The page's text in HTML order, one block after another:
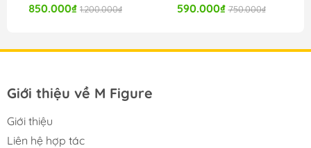
850.000₫ 1.200.000₫
590.000₫ 750.000₫
Giới thiệu về M Figure
Giới thiệu
Liên hệ hợp tác